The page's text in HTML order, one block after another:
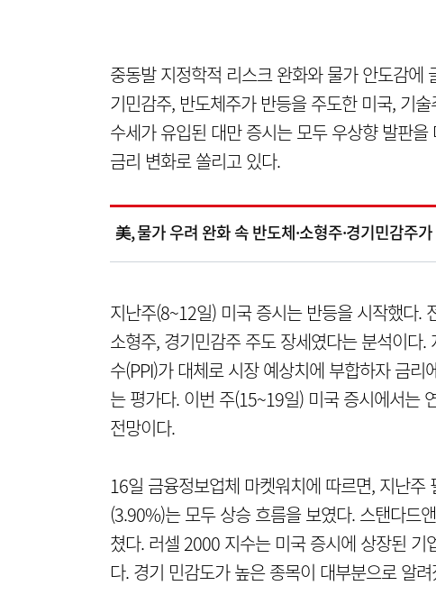
중동발 지정학적 리스크 완화와 물가 안도감에
기민감주, 반도체주가 반등을 주도한 미국, 기
수세가 유입된 대만 증시는 모두 우상향 발판
금리 변화로 쏠리고 있다.
美, 물가 우려 완화 속 반도체·소형주·경기민감주
지난주(8~12일) 미국 증시는 반등을 시작했다.
소형주, 경기민감주 주도 장세였다는 분석이다
수(PPI)가 대체로 시장 예상치에 부합하자 금
는 평가다. 이번 주(15~19일) 미국 증시에서는
전망이다.
16일 금융정보업체 마켓워치에 따르면, 지난
(3.90%)는 모두 상승 흐름을 보였다. 스탠다드
쳤다. 러셀 2000 지수는 미국 증시에 상장된
다. 경기 민감도가 높은 종목이 대부분으로 알